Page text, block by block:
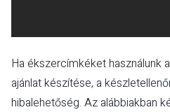
Ha ékszercímkéket
ajánlat készítése, a
hibalehetőség. Az alábbiakban